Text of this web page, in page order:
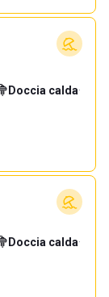
Doccia calda·
Doccia calda·